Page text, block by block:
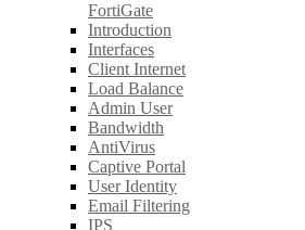
FortiGate
Introduction
Interfaces
Client Internet
Load Balance
Admin User
Bandwidth
AntiVirus
Captive Portal
User Identity
Email Filtering
IPS